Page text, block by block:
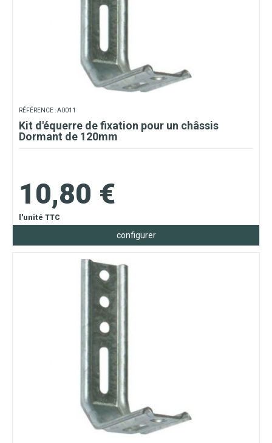
RÉFÉRENCE : A0011
Kit d'équerre de fixation pour un châssis
Dormant de 120mm
10,80 €
l'unité TTC
configurer